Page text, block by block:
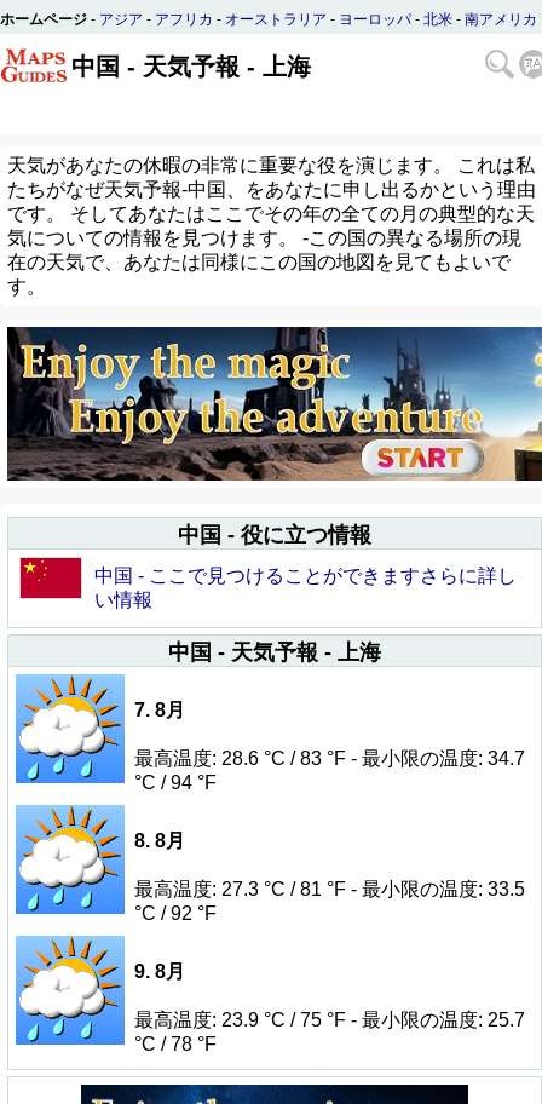
ホームページ - アジア - アフリカ - オーストラリア - ヨーロッパ - 北米 - 南アメリカ
中国 - 天気予報 - 上海
天気があなたの休暇の非常に重要な役を演じます。 これは私
たちがなぜ天気予報-中国、をあなたに申し出るかという理由
です。 そしてあなたはここでその年の全ての月の典型的な天
気についての情報を見つけます。 -この国の異なる場所の現
在の天気で、あなたは同様にこの国の地図を見てもよいで
す。
中国 - 役に立つ情報
中国 - ここで見つけることができますさらに詳し
い情報
中国 - 天気予報 - 上海
7. 8月
最高温度: 28.6 °C / 83 °F - 最小限の温度: 34.7
°C / 94 °F
8. 8月
最高温度: 27.3 °C / 81 °F - 最小限の温度: 33.5
°C / 92 °F
9. 8月
最高温度: 23.9 °C / 75 °F - 最小限の温度: 25.7
°C / 78 °F